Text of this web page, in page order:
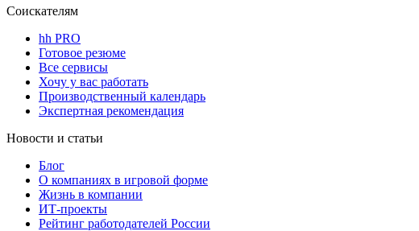
Соискателям
hh PRO
Готовое резюме
Все сервисы
Хочу у вас работать
Производственный календарь
Экспертная рекомендация
Новости и статьи
Блог
О компаниях в игровой форме
Жизнь в компании
ИТ-проекты
Рейтинг работодателей России